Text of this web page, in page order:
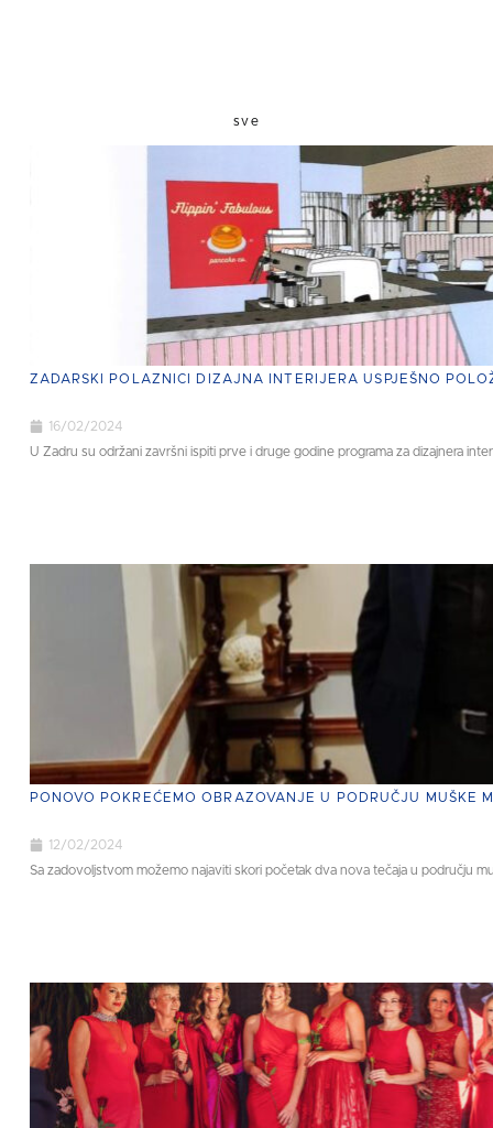
sve
ZADARSKI POLAZNICI DIZAJNA INTERIJERA USPJEŠNO
16/02/2024
U Zadru su održani završni ispiti prve i druge godine programa za dizajnera
PONOVO POKREĆEMO OBRAZOVANJE U PODRUČJU MUŠKE
12/02/2024
Sa zadovoljstvom možemo najaviti skori početak dva nova tečaja u području